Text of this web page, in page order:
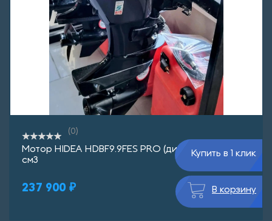
(0)
Мотор HIDEA HDBF9.9FES PRO (дистанция) 362
см3
237 900 ₽
Купить в 1 клик
В корзину